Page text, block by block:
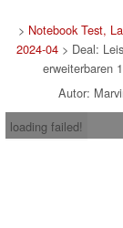
> Notebook Test,
2024-04 > Deal:
erweiterbaren
Autor:
loading failed!